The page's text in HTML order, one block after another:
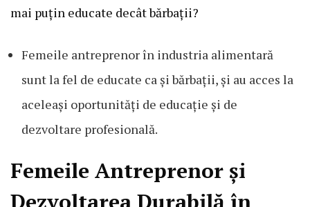
mai puțin educate decât bărbații?
Femeile antreprenor în industria alimentară
sunt la fel de educate ca și bărbații, și au acces la
aceleași oportunități de educație și de
dezvoltare profesională.
Femeile Antreprenor și